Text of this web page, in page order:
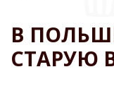
НАВИГАЦИИ
В
СТАРУЮ